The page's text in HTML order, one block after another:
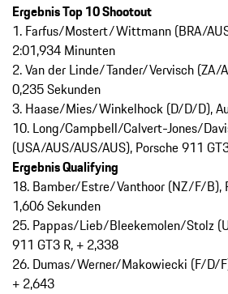
Ergebnis Top 10 Shootout
1. Farfus/Mostert/Wittmann (BRA/
2:01,934 Minunten
2. Van der Linde/Tander/Vervisch (ZA/
0,235 Sekunden
3. Haase/Mies/Winkelhock (D/D/D),
10. Long/Campbell/Calvert-Jones/
(USA/AUS/AUS/AUS), Porsche 911
Ergebnis Qualifying
18. Bamber/Estre/Vanthoor (NZ/F/B),
1,606 Sekunden
25. Pappas/Lieb/Bleekemolen/Stolz
911 GT3 R, + 2,338
26. Dumas/Werner/Makowiecki (F/D/
+ 2,643